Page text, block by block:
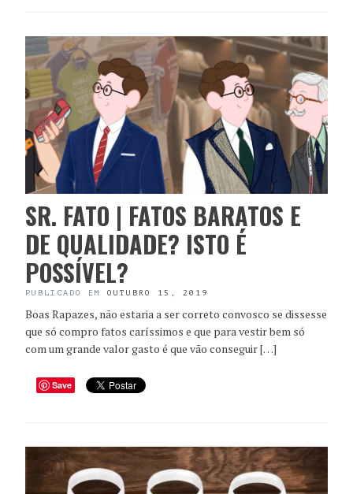
SR. FATO | FATOS BARATOS E
DE QUALIDADE? ISTO É
POSSÍVEL?
PUBLICADO EM OUTUBRO 15, 2019
Boas Rapazes, não estaria a ser correto convosco se dissesse
que só compro fatos caríssimos e que para vestir bem só
com um grande valor gasto é que vão conseguir […]
Save